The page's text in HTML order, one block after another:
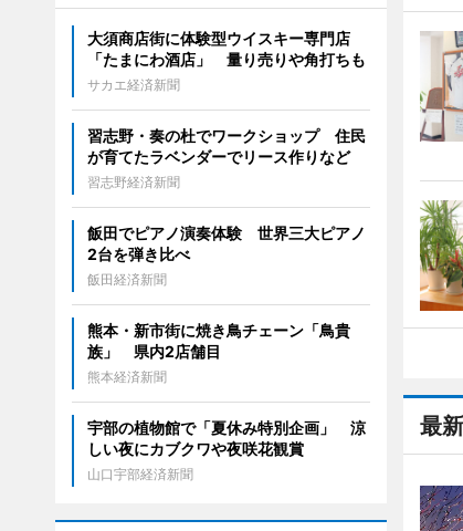
最
大須商店街に体験型ウイスキー専門店
「たまにわ酒店」 量り売りや角打ちも
サカエ経済新聞
習志野・奏の杜でワークショップ 住民
が育てたラベンダーでリース作りなど
習志野経済新聞
飯田でピアノ演奏体験 世界三大ピアノ
2台を弾き比べ
飯田経済新聞
熊本・新市街に焼き鳥チェーン「鳥貴
族」 県内2店舗目
熊本経済新聞
宇部の植物館で「夏休み特別企画」 涼
しい夜にカブクワや夜咲花観賞
山口宇部経済新聞